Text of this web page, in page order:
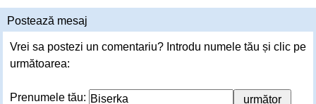
Postează mesaj
Vrei sa postezi un comentariu? Introdu numele tău și clic pe
următoarea:
Prenumele tău: